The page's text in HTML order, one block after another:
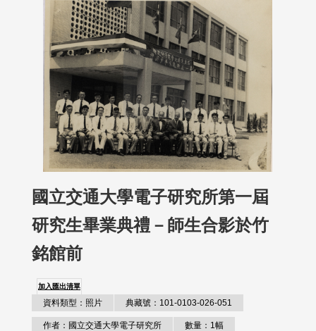
國立交通大學電子研究所第一屆
研究生畢業典禮－師生合影於竹
銘館前
加入匯出清單
資料類型：照片 典藏號：101-0103-026-051
作者：國立交通大學電子研究所 數量：1幅